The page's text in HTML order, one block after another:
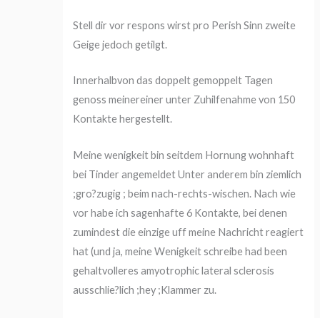
Stell dir vor respons wirst pro Perish Sinn zweite
Geige jedoch getilgt.
Innerhalbvon das doppelt gemoppelt Tagen
genoss meinereiner unter Zuhilfenahme von 150
Kontakte hergestellt.
Meine wenigkeit bin seitdem Hornung wohnhaft
bei Tinder angemeldet Unter anderem bin ziemlich
;gro?zugig ; beim nach-rechts-wischen. Nach wie
vor habe ich sagenhafte 6 Kontakte, bei denen
zumindest die einzige uff meine Nachricht reagiert
hat (und ja, meine Wenigkeit schreibe had been
gehaltvolleres amyotrophic lateral sclerosis
ausschlie?lich ;hey ;Klammer zu.